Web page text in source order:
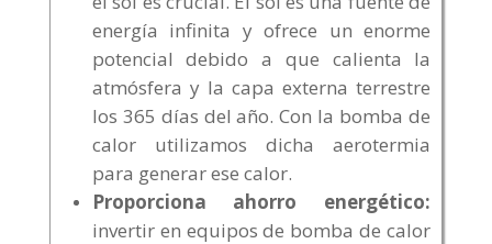
energía infinita y ofrece un enorme
potencial debido a que calienta la
atmósfera y la capa externa terrestre
los 365 días del año. Con la bomba de
calor utilizamos dicha aerotermia
para generar ese calor.
Proporciona ahorro energético:
invertir en equipos de bomba de calor